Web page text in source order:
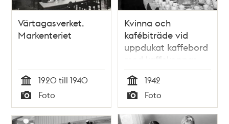
Värtagasverket.
Markenteriet
Tid
1920 till 1940
Typ
Foto
Kvinna och
kafébiträde vid
uppdukat kaffebord
med kaffekoppar
och kaffesamovar.
Tid
1942
Typ
Foto